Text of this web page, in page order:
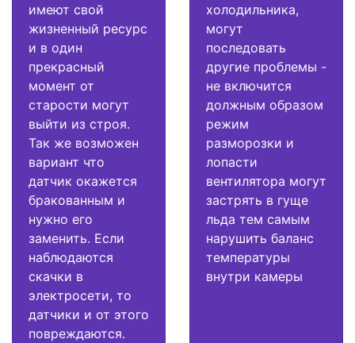
имеют свой
жизненный ресурс
и в один
прекрасный
момент от
старости могут
выйти из строя.
Так же возможен
вариант что
датчик окажется
бракованным и
нужно его
заменить. Если
наблюдаются
скачки в
электросети, то
датчики и от этого
повреждаются.
холодильника,
могут
последовать
другие проблемы -
не включится
должным образом
режим
разморозки и
лопасти
вентилятора могут
застрять в гуще
льда тем самым
нарушить баланс
температуры
внутри камеры